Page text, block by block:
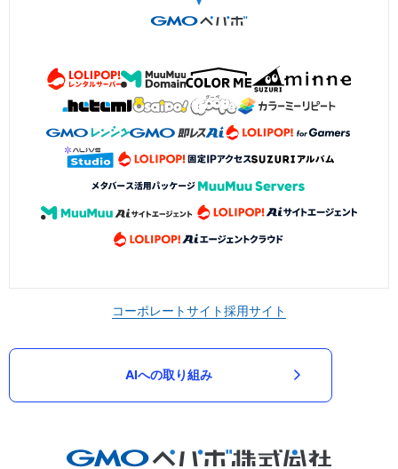
コーポレートサイト採用サイト
AIへの取り組み